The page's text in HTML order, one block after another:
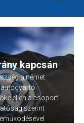
kapcsán
a német
ellen a csoport
szerint